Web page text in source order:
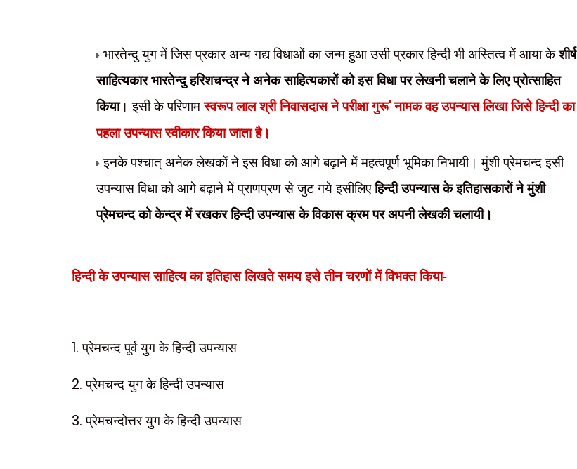
भारतेन्दु युग में जिस प्रकार अन्य गद्य विधाओं का जन्म हुआ उसी प्रकार हिन्दी भी अस्तित्व में आया केशीर्ष
साहित्यकार भारतेन्दु हरिशचन्द्र ने अनेक साहित्यकारों को इस विधा पर लेखनी चलाने के लिए प्रोत्साहित
किया। इसी के परिणामस्वरूप लाल श्री निवासदास ने परीक्षा गुरू'नामक वह उपन्यास लिखा जिसे हिन्दी का
पहला उपन्यास स्वीकार किया जाता है।
इनके पश्चात् अनेक लेखकों ने इस विधा को आगे बढ़ाने में महत्वपूर्ण भूमिका निभायी। मुंशी प्रेमचन्द इसी
उपन्यास विधा को आगे बढ़ाने में प्राणप्रण से जुट गये इसीलिएहिन्दी उपन्यास के इतिहासकारों ने मुंशी
प्रेमचन्द को केन्द्र में रखकर हिन्दी उपन्यास के विकास क्रम पर अपनी लेखकी चलायी।
हिन्दी के उपन्यास साहित्य का इतिहास लिखते समय इसे तीन चरणों में विभक्त किया-
1.प्रेमचन्द पूर्व युग के हिन्दी उपन्यास
2.प्रेमचन्द युग के हिन्दी उपन्यास
3.प्रेमचन्दोत्तर युग के हिन्दी उपन्यास